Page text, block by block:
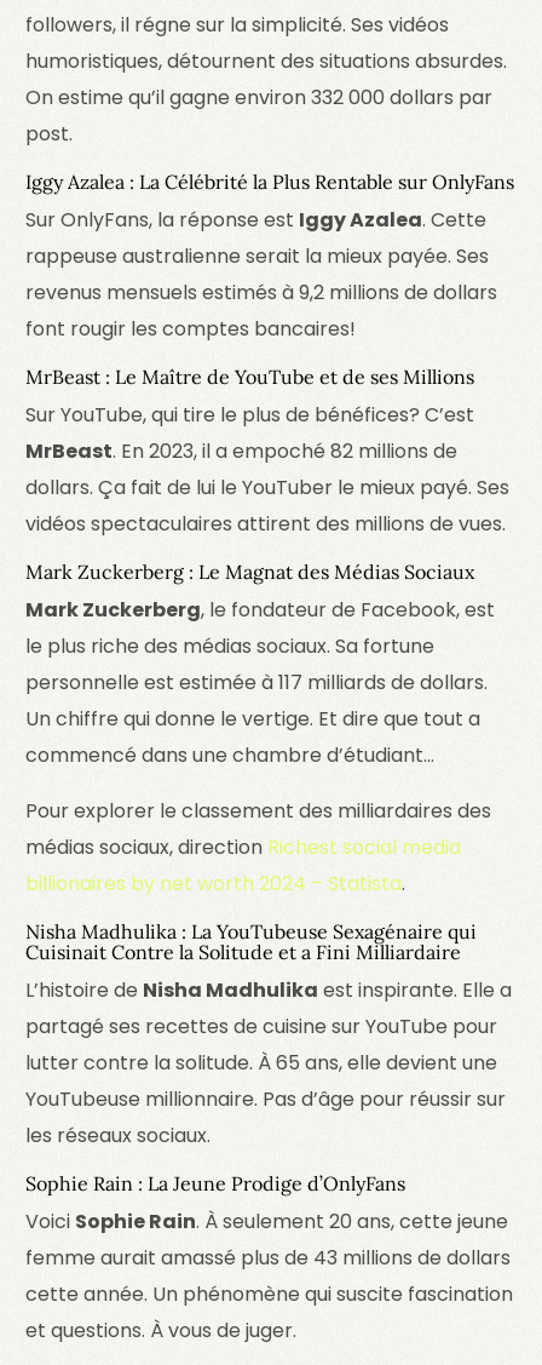
followers, il régne sur la simplicité. Ses vidéos
humoristiques, détournent des situations absurdes.
On estime qu’il gagne environ 332 000 dollars par
post.
Iggy Azalea : La Célébrité la Plus Rentable sur OnlyFans
Sur OnlyFans, la réponse est Iggy Azalea. Cette
rappeuse australienne serait la mieux payée. Ses
revenus mensuels estimés à 9,2 millions de dollars
font rougir les comptes bancaires!
MrBeast : Le Maître de YouTube et de ses Millions
Sur YouTube, qui tire le plus de bénéfices? C’est
MrBeast. En 2023, il a empoché 82 millions de
dollars. Ça fait de lui le YouTuber le mieux payé. Ses
vidéos spectaculaires attirent des millions de vues.
Mark Zuckerberg : Le Magnat des Médias Sociaux
Mark Zuckerberg, le fondateur de Facebook, est
le plus riche des médias sociaux. Sa fortune
personnelle est estimée à 117 milliards de dollars.
Un chiffre qui donne le vertige. Et dire que tout a
commencé dans une chambre d’étudiant…
Pour explorer le classement des milliardaires des
médias sociaux, direction Richest social media
billionaires by net worth 2024 – Statista.
Nisha Madhulika : La YouTubeuse Sexagénaire qui
Cuisinait Contre la Solitude et a Fini Milliardaire
L’histoire de Nisha Madhulika est inspirante. Elle a
partagé ses recettes de cuisine sur YouTube pour
lutter contre la solitude. À 65 ans, elle devient une
YouTubeuse millionnaire. Pas d’âge pour réussir sur
les réseaux sociaux.
Sophie Rain : La Jeune Prodige d’OnlyFans
Voici Sophie Rain. À seulement 20 ans, cette jeune
femme aurait amassé plus de 43 millions de dollars
cette année. Un phénomène qui suscite fascination
et questions. À vous de juger.